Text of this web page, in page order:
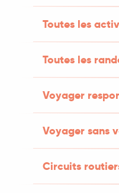
Toutes les
Toutes les
Voyager
Voyager sans
Circuits
proposé en
de Gigouzac et
Des interventions
erreur